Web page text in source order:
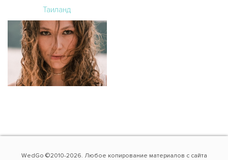
Таиланд
WedGo ©2010-2026. Любое копирование материалов с сайта